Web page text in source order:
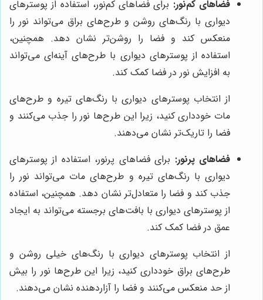
فضاهای کم‌نور: برای فضاهای کم‌نور، استفاده از پوسترهای
دیواری با رنگ‌های روشن و طرح‌های براق می‌تواند نور را
منعکس کند و فضا را روشن‌تر نشان دهد. همچنین،
استفاده از پوسترهای دیواری با طرح‌های آینه‌ای می‌تواند
به افزایش نور در فضا کمک کند.
از انتخاب پوسترهای دیواری با رنگ‌های تیره و طرح‌های
مات خودداری کنید، زیرا این طرح‌ها نور را جذب می‌کنند و
فضا را تاریک‌تر نشان می‌دهند.
فضاهای پرنور: برای فضاهای پرنور، استفاده از پوسترهای
دیواری با رنگ‌های تیره و طرح‌های مات می‌تواند نور را
جذب کند و فضا را متعادل‌تر نشان دهد. همچنین، استفاده
از پوسترهای دیواری با بافت‌های برجسته می‌تواند به ایجاد
عمق در فضا کمک کند.
از انتخاب پوسترهای دیواری با رنگ‌های خیلی روشن و
طرح‌های براق خودداری کنید، زیرا این طرح‌ها نور را بیش
از حد منعکس می‌کنند و فضا را آزاردهنده نشان می‌دهند.